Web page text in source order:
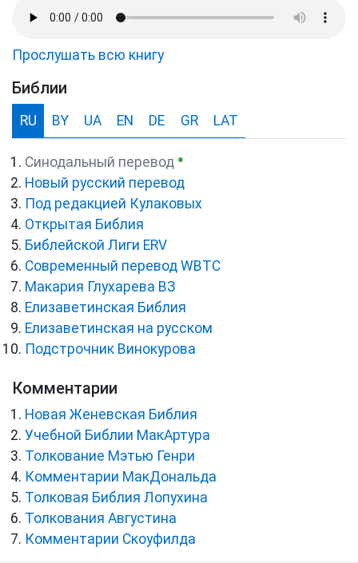
Прослушать всю книгу
Библии
RU BY UA EN DE GR LAT
Синодальный перевод ●
Новый русский перевод
Под редакцией Кулаковых
Открытая Библия
Библейской Лиги ERV
Cовременный перевод WBTC
Макария Глухарева ВЗ
Елизаветинская Библия
Елизаветинская на русском
Подстрочник Винокурова
Комментарии
Новая Женевская Библия
Учебной Библии МакАртура
Толкование Мэтью Генри
Комментарии МакДональда
Толковая Библия Лопухина
Толкования Августина
Комментарии Скоуфилда